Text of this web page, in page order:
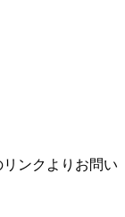
ンクよりお問い